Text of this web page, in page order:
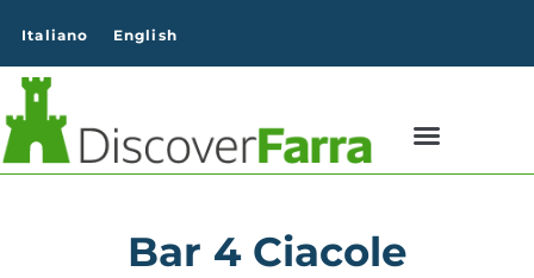
Italiano
English
Bar 4 Ciacole